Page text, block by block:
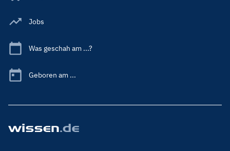
Jobs
Was geschah am ...?
Geboren am ...